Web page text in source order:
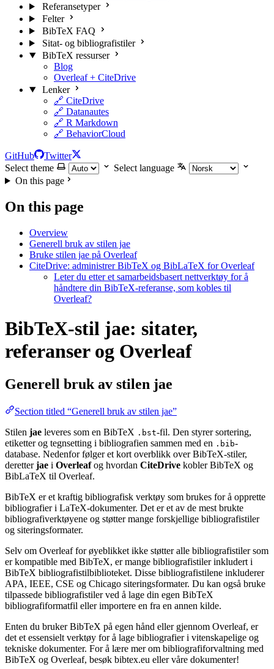
Referansetyper
Felter
BibTeX FAQ
Sitat- og bibliografistiler
BibTeX ressurser
Blog
Overleaf + CiteDrive
Lenker
🔗 CiteDrive
🔗 Datanautes
🔗 R Markdown
🔗 BehaviorCloud
GitHub
Twitter
Select theme
Select language
On this page
On this page
Overview
Generell bruk av stilen jae
Bruke stilen jae på Overleaf
CiteDrive: administrer BibTeX og BibLaTeX for Overleaf
Leter du etter et samarbeidsbasert nettverktøy for å
håndtere din BibTeX-referanse, som kobles til
Overleaf?
BibTeX-stil jae: sitater,
referanser og Overleaf
Generell bruk av stilen jae
Section titled “Generell bruk av stilen jae”
Stilen jae leveres som en BibTeX .bst-fil. Den styrer sortering,
etiketter og tegnsetting i bibliografien sammen med en .bib-
database. Nedenfor følger et kort overblikk over BibTeX-stiler,
deretterjae i Overleafog hvordan CiteDrive kobler BibTeX og
BibLaTeX til Overleaf.
BibTeX er et kraftig bibliografisk verktøy som brukes for å opprette
bibliografier i LaTeX-dokumenter. Det er et av de mest brukte
bibliografiverktøyene og støtter mange forskjellige bibliografistiler
og siteringsformater.
Selv om Overleaf for øyeblikket ikke støtter alle bibliografistiler som
er kompatible med BibTeX, er mange bibliografistiler inkludert i
BibTeX bibliografistilbiblioteket. Disse bibliografistilene inkluderer
APA, IEEE, CSE og Chicago siteringsformater. Du kan også bruke
tilpassede bibliografistiler ved å lage din egen BibTeX
bibliografiformatfil eller importere en fra en annen kilde.
Enten du bruker BibTeX på egen hånd eller gjennom Overleaf, er
det et essensielt verktøy for å lage bibliografier i vitenskapelige og
tekniske dokumenter. For å lære mer om bibliografiforvaltning med
BibTeX og Overleaf, besøk bibtex.eu eller våre dokumenter!